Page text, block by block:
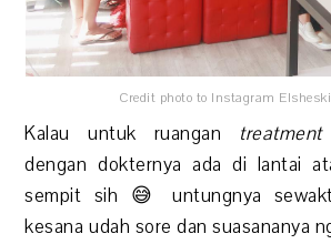
Credit photo to Instagram
Kalau untuk ruangan treatment
dengan dokternya ada di lantai
sempit sih 😅 untungnya
kesana udah sore dan suasananya